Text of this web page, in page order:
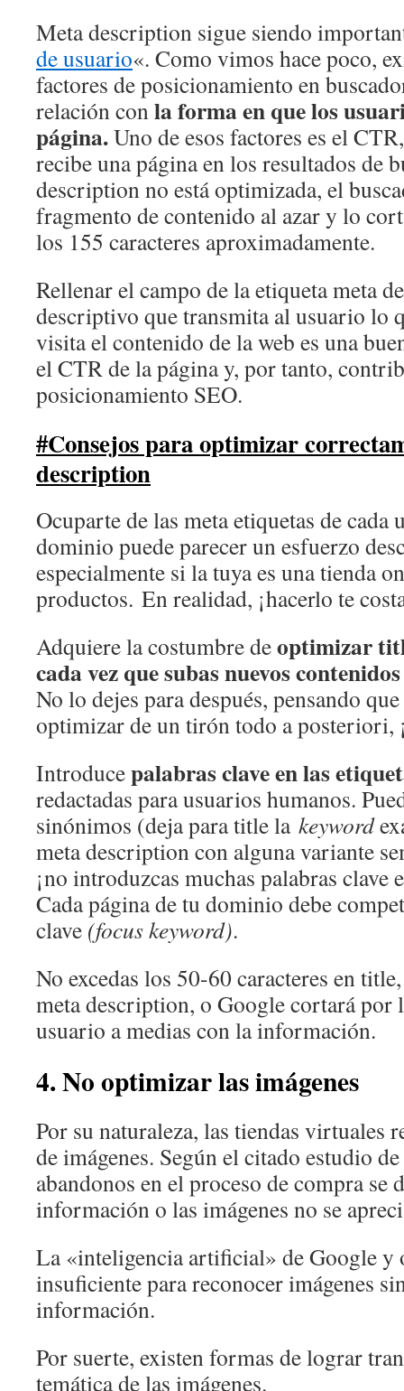
Meta description sigue siendo
de usuario«. Como vimos hace poco,
factores de posicionamiento en
relación conla forma en que los
página.Uno de esos factores es el
recibe una página en los resultados de
description no está optimizada, el
fragmento de contenido al azar y lo
los 155 caracteres aproximadamente.
Rellenar el campo de la etiqueta meta
descriptivo que transmita al usuario lo
visita el contenido de la web es una
el CTR de la página y, por tanto,
posicionamiento SEO.
#Consejos para optimizar
description
Ocuparte de las meta etiquetas de cada
dominio puede parecer un esfuerzo
especialmente si la tuya es una tienda
productos. En realidad, ¡hacerlo te
Adquiere la costumbre deoptimizar
cada vez que subas nuevos
No lo dejes para después, pensando
optimizar de un tirón todo a posteriori,
Introducepalabras clave en las
redactadas para usuarios humanos.
sinónimos (deja para title lakeyword
meta description con alguna variante
¡no introduzcas muchas palabras clave
Cada página de tu dominio debe
clave (focus keyword).
No excedas los 50-60 caracteres en
meta description, o Google cortará por
usuario a medias con la información.
4. No optimizar las imágenes
Por su naturaleza, las tiendas virtuales
de imágenes. Según el citado estudio
abandonos en el proceso de compra se
información o las imágenes no se
La «inteligencia artificial» de Google y
insuficiente para reconocer imágenes
información.
Por suerte, existen formas de lograr
temática de las imágenes.